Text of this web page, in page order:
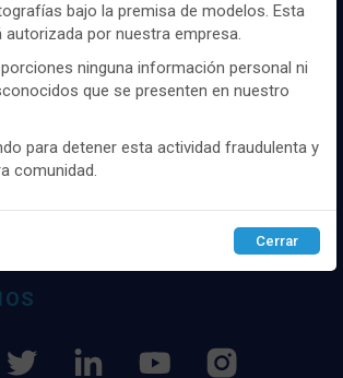
ropa y complementos del
tanto nacionales como
como proveedor de los mejores
cookies para medir y obtener datos de
realizas y para ajustar el contenido a tus
y aceptar el uso de cookies a tu gusto.
información visita nuestra
Configurar Rechazar ACEPTAR
bajo la premisa de modelos. Esta
autorizada por nuestra empresa.
ninguna información personal ni
que se presenten en nuestro
para detener esta actividad fraudulenta y
comunidad.
Cerrar